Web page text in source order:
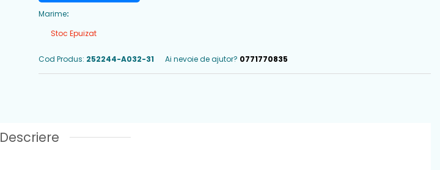
Marime:
Stoc Epuizat
Cod Produs: 252244-A032-31 Ai nevoie de ajutor? 0771770835
Descriere